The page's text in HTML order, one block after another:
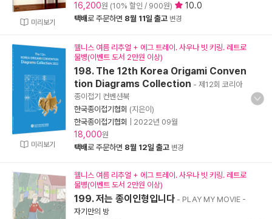
미리보기
16,200원 (10% 할인 / 900원) 10.0
택배로 주문하면 8월 11일 출고 변경
미리보기
웰니스 여름 리추얼 + 에그 트레이. 사우나 빗 키링. 레트로
물병(이벤트 도서 2만원 이상)
198. The 12th Korea Origami Conven
tion Diagrams Collection - 제12회 코리아
종이접기 컨벤션북
한국종이접기협회 (지은이)
한국종이접기협회
2022년 09월
18,000원
택배로 주문하면 8월 12일 출고 변경
웰니스 여름 리추얼 + 에그 트레이. 사우나 빗 키링. 레트로
물병(이벤트 도서 2만원 이상)
199. 저는 종이인형입니다 - PLAY MY MOVIE -
자기만의 방